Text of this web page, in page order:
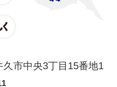
市中央3丁目15番地1